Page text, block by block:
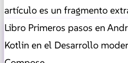
artículo es un fragmento
Libro Primeros pasos en
Kotlin en el Desarrollo